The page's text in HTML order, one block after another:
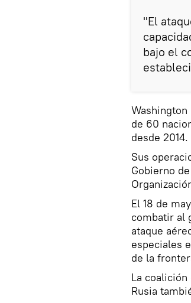
"El
bajo el
de 60
desde 2014.
Sus
Gobierno
El 18 de
combatir al
ataque
especiales
de la
La
Rusia